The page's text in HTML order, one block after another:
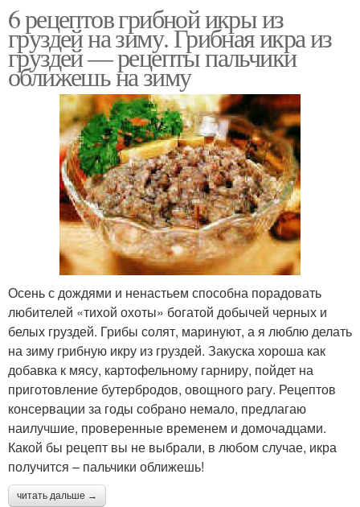
6 рецептов грибной икры из
груздей на зиму. Грибная икра из
груздей — рецепты пальчики
оближешь на зиму
Осень с дождями и ненастьем способна порадовать
любителей «тихой охоты» богатой добычей черных и
белых груздей. Грибы солят, маринуют, а я люблю делать
на зиму грибную икру из груздей. Закуска хороша как
добавка к мясу, картофельному гарниру, пойдет на
приготовление бутербродов, овощного рагу. Рецептов
консервации за годы собрано немало, предлагаю
наилучшие, проверенные временем и домочадцами.
Какой бы рецепт вы не выбрали, в любом случае, икра
получится – пальчики оближешь!
читать дальше →